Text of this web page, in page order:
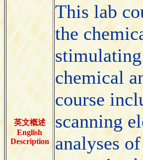
英文概述
English
Description
This lab
the
stimulating
chemical
course
scanning
analyses